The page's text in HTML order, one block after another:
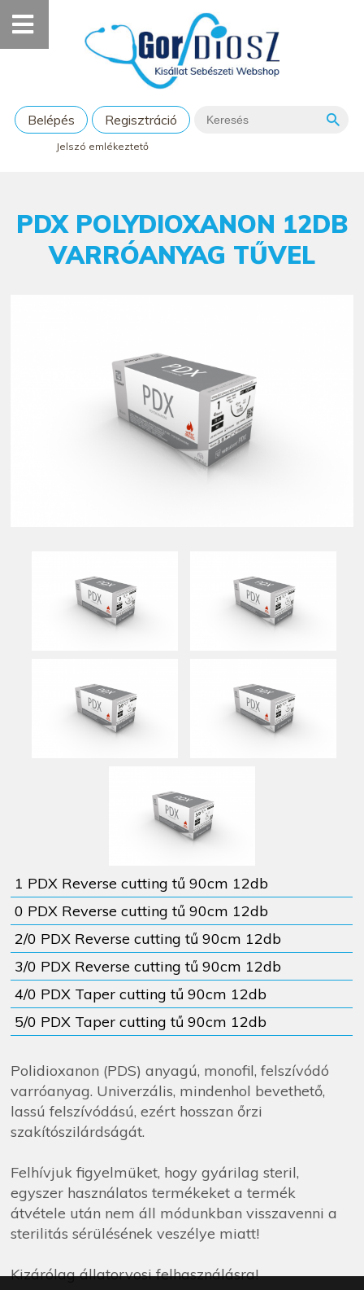
Belépés Regisztráció
Jelszó emlékeztető
PDX POLYDIOXANON 12DB
VARRÓANYAG TŰVEL
1 PDX Reverse cutting tű 90cm 12db
0 PDX Reverse cutting tű 90cm 12db
2/0 PDX Reverse cutting tű 90cm 12db
3/0 PDX Reverse cutting tű 90cm 12db
4/0 PDX Taper cutting tű 90cm 12db
5/0 PDX Taper cutting tű 90cm 12db
Polidioxanon (PDS) anyagú, monofil, felszívódó
varróanyag. Univerzális, mindenhol bevethető,
lassú felszívódású, ezért hosszan őrzi
szakítószilárdságát.
Felhívjuk figyelmüket, hogy gyárilag steril,
egyszer használatos termékeket a termék
átvétele után nem áll módunkban visszavenni a
sterilitás sérülésének veszélye miatt!
Kizárólag állatorvosi felhasználásra!